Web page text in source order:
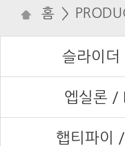
홈
슬라이
엡실론 /
햅티파이